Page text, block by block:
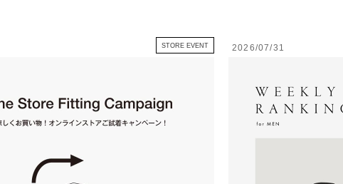
STORE EVENT 2026/07/31